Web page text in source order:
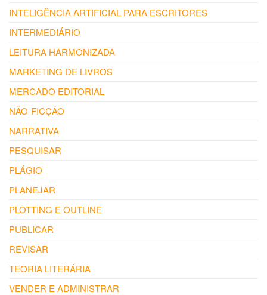
INTELIGÊNCIA ARTIFICIAL PARA ESCRITORES
INTERMEDIÁRIO
LEITURA HARMONIZADA
MARKETING DE LIVROS
MERCADO EDITORIAL
NÃO-FICÇÃO
NARRATIVA
PESQUISAR
PLÁGIO
PLANEJAR
PLOTTING E OUTLINE
PUBLICAR
REVISAR
TEORIA LITERÁRIA
VENDER E ADMINISTRAR